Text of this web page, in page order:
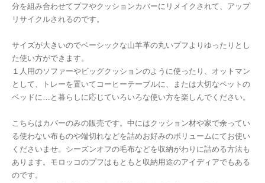
分を組み合わせてプフやクッションカバーにリメイクされて、アップ
リサイクルされるのです。
サイズが大きいのでベーシックな山羊革の丸いプフよりゆったりとし
た使い方ができます。
１人用のソファーやビッグクッションのように使ったり、オットマン
として、トレーを置いてコーヒーテーブルに、または大切なペットの
ベッドに…と暮らしに応じていろいろな使い方を楽しんでください。
こちらはカバーのみの販売です。中にはクッション材や家で余ってい
る使わない布ものや端切れなどを詰めお好みのボリュームにてお使い
くださいませ。シーズンオフの毛布などを収納がわりに詰める方法も
あります。モロッコのプフはもともと収納用途のアイディアでもある
のです。